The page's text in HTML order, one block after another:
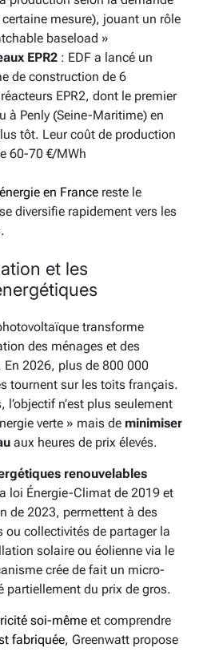
mesure), jouant un rôle
baseload »
EPR2 : EDF a lancé un
de construction de 6
EPR2, dont le premier
à Penly (Seine-Maritime) en
tôt. Leur coût de production
60-70 €/MWh
en France reste le
diversifie rapidement vers les
.
et les
transforme
des ménages et des
2026, plus de 800 000
tournent sur les toits français.
l’objectif n’est plus seulement
verte » mais de minimiser
aux heures de prix élevés.
renouvelables
loi Énergie-Climat de 2019 et
de 2023, permettent à des
ou collectivités de partager la
solaire ou éolienne via le
crée de fait un micro-
partiellement du prix de gros.
soi-même et comprendre
fabriquée, Greenwatt propose